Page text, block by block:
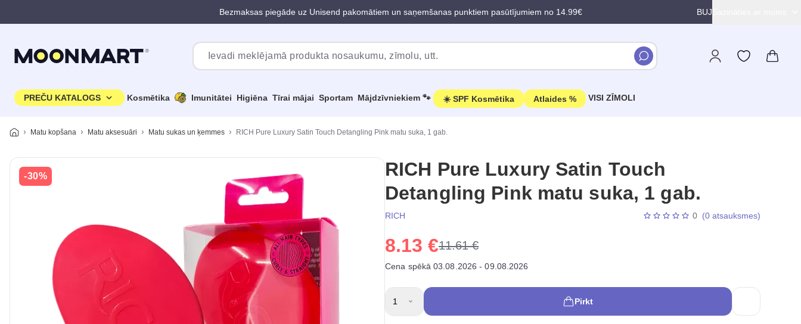
Bezmaksas piegāde uz Unisend pakomātiem un saņemšanas punktiem pasūtījumiem no 14.99€ BUJ
PREČU KATALOGS Kosmētika Imunitātei Higiēna Tīrai mājai Sportam Mājdzīvniekiem 🐾 ☀️ SPF Kosmētika Atlaides % VISI ZĪMOLI
Matu kopšana Matu aksesuāri Matu sukas un ķemmes RICH Pure Luxury Satin Touch Detangling Pink matu suka, 1 gab.
-30%
RICH Pure Luxury Satin Touch
Detangling Pink matu suka, 1 gab.
RICH 0 (0 atsauksmes)
8.13 €11.61 €
Cena spēkā 03.08.2026 - 09.08.2026
1 Pirkt